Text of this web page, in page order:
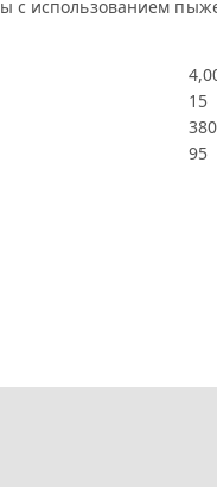
с использованием
15
95